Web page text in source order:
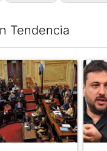
Tendencia
tendencia con el título
Un